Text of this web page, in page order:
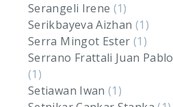
Serangeli Irene (1)
Serikbayeva Aizhan (1)
Serra Mingot Ester (1)
Serrano Frattali Juan Pablo
(1)
Setiawan Iwan(1)